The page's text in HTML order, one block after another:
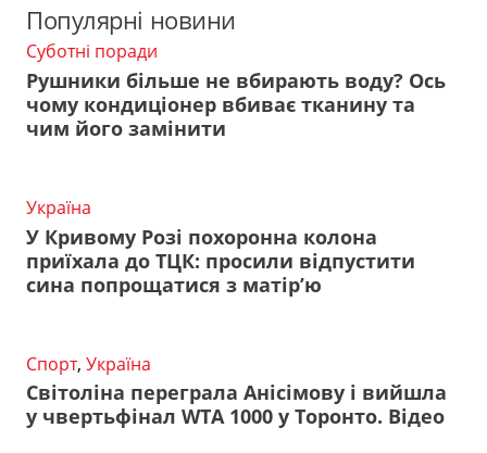
Популярні новини
Суботні поради
Рушники більше не вбирають воду? Ось
чому кондиціонер вбиває тканину та
чим його замінити
Україна
У Кривому Розі похоронна колона
приїхала до ТЦК: просили відпустити
сина попрощатися з матір’ю
Спорт, Україна
Світоліна переграла Анісімову і вийшла
у чвертьфінал WTA 1000 у Торонто. Відео